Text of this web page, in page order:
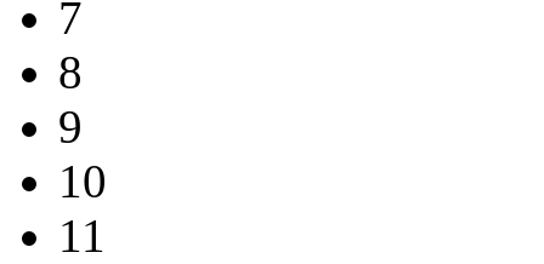
7
8
9
10
11